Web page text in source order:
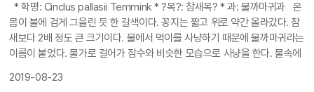
南部地?不定期也可?，主要生活在?耕地周?，低?沙丘。 分???：
雀形目-燕雀科。采集地：采集日： ??危机等?：IUCN必要?心??
* 학명: Cinclus pallasii Temmink * ?목?: 참새목? * 과: 물까마귀과
온
몸이 불에 검게 그을린 듯 한 갈색이다. 꽁지는 짧고 위로 약간 올라갔다. 참
새보다 2배 정도 큰 크기이다. 물에서 먹이를 사냥하기 때문에 물까마귀라는
이름이 붙었다. 물가로 걸어가 잠수와 비슷한 모습으로 사냥을 한다. 물속에
른 급류 속에서 먹이를 낚아챈다. 먹이는 수생곤충을 주식으로 하되 새끼에
2019-08-23